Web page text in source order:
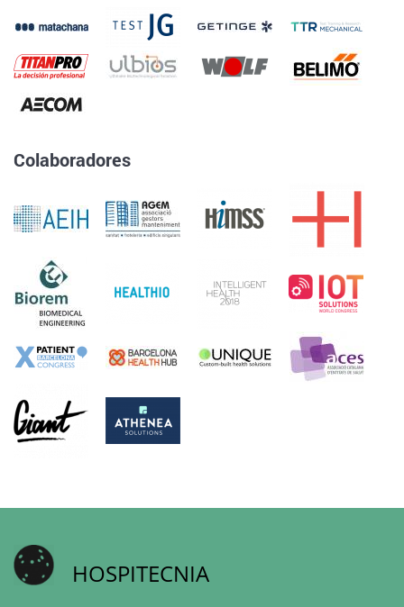
Colaboradores
HOSPITECNIA